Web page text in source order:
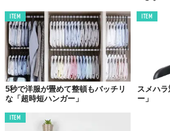
ITEM
5秒で洋服が畳めて整頓もバッチリ
な「超時短ハンガー」
ITEM
スメハ
ー」
ITEM